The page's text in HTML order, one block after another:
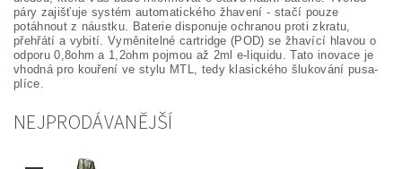
páry zajišťuje systém automatického žhavení - stačí pouze
potáhnout z náustku. Baterie disponuje ochranou proti zkratu,
přehřátí a vybití. Vyměnitelné cartridge (POD) se žhavící hlavou o
odporu 0,8ohm a 1,2ohm pojmou až 2ml e-liquidu. Tato inovace je
vhodná pro kouření ve stylu MTL, tedy klasického šlukování pusa-
plíce.
NEJPRODÁVANĚJŠÍ